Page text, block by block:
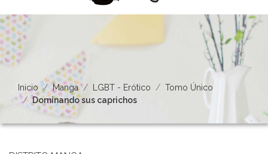
Inicio Manga LGBT - Erótico
Tomo Único
Dominando sus caprichos